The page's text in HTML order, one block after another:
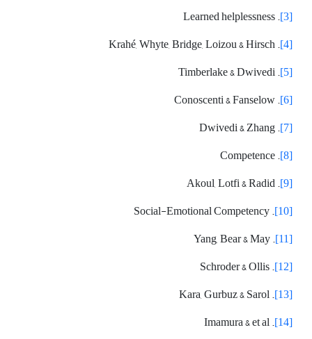
[3]
. Learned helplessness
[4]
. Krahé, Whyte, Bridge, Loizou & Hirsch
[5]
. Timberlake & Dwivedi
[6]
. Conoscenti & Fanselow
[7]
. Dwivedi & Zhang
[8]
. Competence
[9]
. Akoul, Lotfi & Radid
[10]
. Social-Emotional Competency
[11]
. Yang, Bear & May
[12]
. Schroder & Ollis
[13]
. Kara, Gurbuz & Sarol
[14]
. Imamura & et al